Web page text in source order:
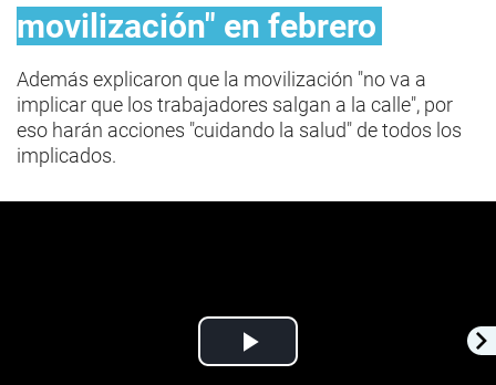
movilización" en febrero
Además explicaron que la movilización "no va a
implicar que los trabajadores salgan a la calle", por
eso harán acciones "cuidando la salud" de todos los
implicados.
Play